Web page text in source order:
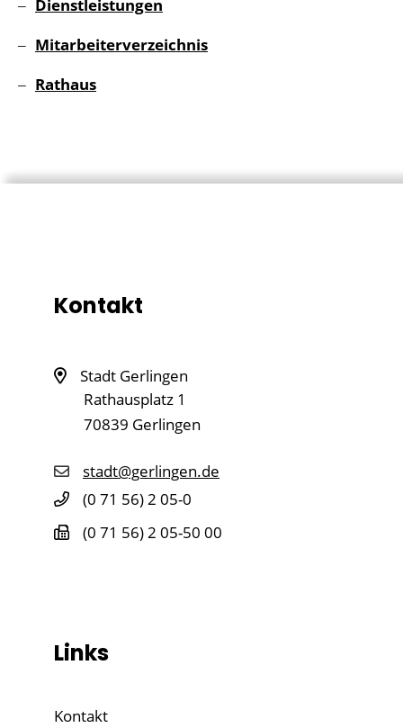
Dienstleistungen
Mitarbeiterverzeichnis
Rathaus
Kontakt
Stadt Gerlingen
Rathausplatz 1
70839 Gerlingen
stadt@gerlingen.de
(0 71 56) 2 05-0
(0 71 56) 2 05-50 00
Links
Kontakt